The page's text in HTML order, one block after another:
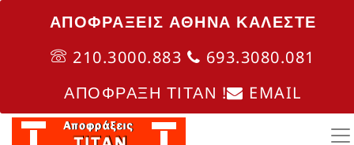
ΑΠΟΦΡΑΞΕΙΣ ΑΘΗΝΑ ΚΑΛΈΣΤΕ
210.3000.883
693.3080.081
ΑΠΟΦΡΑΞΗ ΤΙΤΑΝ !
EMAIL